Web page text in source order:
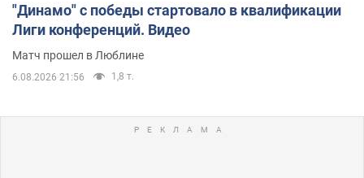
"Динамо" с победы стартовало в квалификации
Лиги конференций. Видео
Матч прошел в Люблине
6.08.2026 21:56 1,8 т.